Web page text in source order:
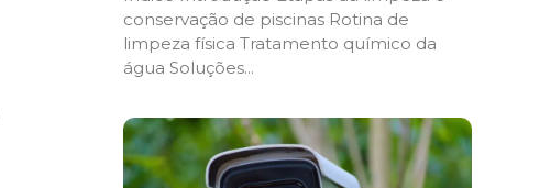
conservação de piscinas Rotina de
limpeza física Tratamento químico da
água Soluções...